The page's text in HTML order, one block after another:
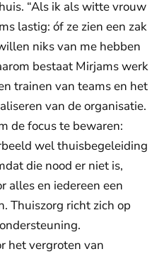
“Als ik als witte vrouw
lastig: óf ze zien een zak
niks van me hebben
bestaat Mirjams werk
trainen van teams en het
van de organisatie.
de focus te bewaren:
wel thuisbegeleiding
die nood er niet is,
alles en iedereen een
Thuiszorg richt zich op
het vergroten van